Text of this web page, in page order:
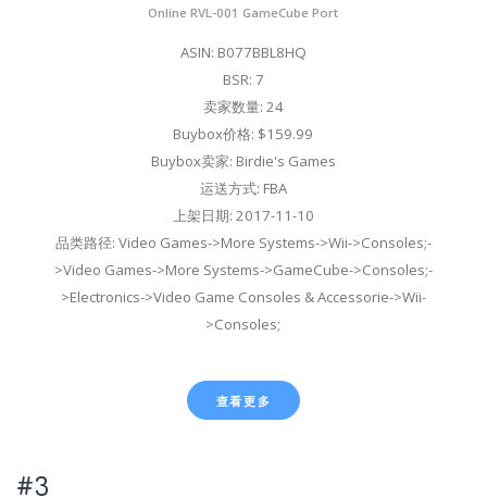
Online RVL-001 GameCube Port
ASIN: B077BBL8HQ
BSR: 7
卖家数量: 24
Buybox价格: $159.99
Buybox卖家: Birdie's Games
运送方式: FBA
上架日期: 2017-11-10
品类路径: Video Games->More Systems->Wii->Consoles;-
>Video Games->More Systems->GameCube->Consoles;-
>Electronics->Video Game Consoles & Accessorie->Wii-
>Consoles;
查看更多
#3